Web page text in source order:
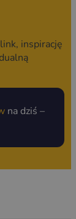
inspirację
na dziś –